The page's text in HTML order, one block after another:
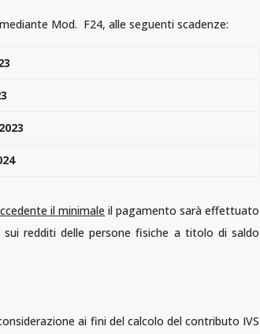
Mod. F24, alle seguenti scadenze:
il minimale il pagamento sarà effettuato
redditi delle persone fisiche a titolo di saldo
ai fini del calcolo del contributo IVS